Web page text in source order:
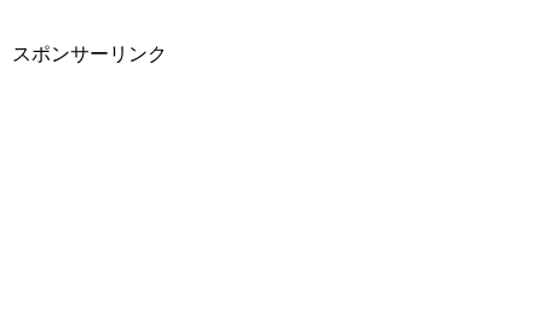
スポンサーリンク